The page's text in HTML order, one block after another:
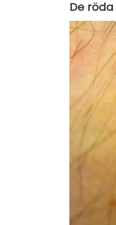
De